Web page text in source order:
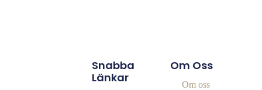
Om Oss
Om oss
Snabba
Länkar